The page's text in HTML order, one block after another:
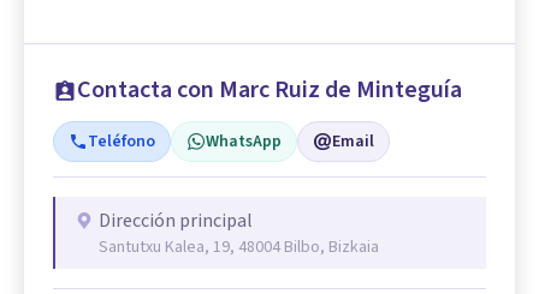
Contacta con Marc Ruiz de Minteguía
Teléfono WhatsApp Email
Dirección principal
Santutxu Kalea, 19, 48004 Bilbo, Bizkaia